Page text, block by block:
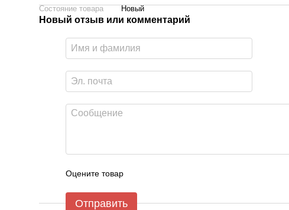
Состояние товара
Новый
Новый отзыв или комментарий
Оцените товар
Отправить